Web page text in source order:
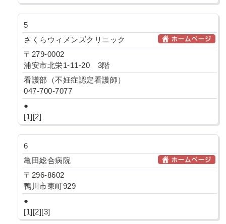
5
さくらウィメンズクリニック
〒279-0002
浦安市北栄1-11-20 3階
看護部（不妊症認定看護師）
047-700-7077
●
[1][2]
6
亀田総合病院
〒296-8602
鴨川市東町929
●
[1][2][3]